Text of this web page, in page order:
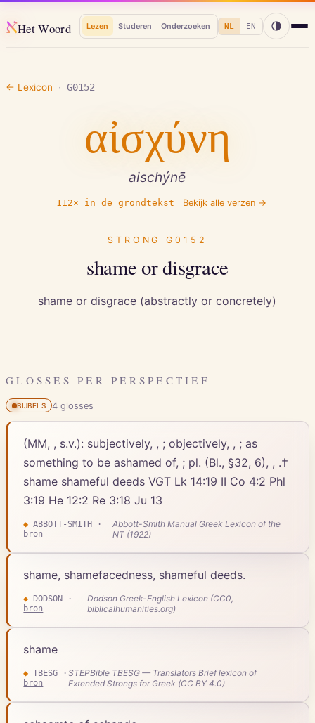
אHet Woord Lezen Studeren Onderzoeken NL EN
← Lexicon · G0152
αἰσχύνη
aischýnē
112× in de grondtekst Bekijk alle verzen →
STRONGG0152
shame or disgrace
shame or disgrace (abstractly or concretely)
GLOSSES PER PERSPECTIEF
BIJBELS 4glosses
(MM, , s.v.): subjectively, , ; objectively, , ; as
something to be ashamed of, ; pl. (Bl., §32, 6), , .†
shame shameful deeds VGT Lk 14:19 II Co 4:2 Phl
3:19 He 12:2 Re 3:18 Ju 13
◆ ABBOTT-SMITH ·
bron
Abbott-Smith Manual Greek Lexicon of the
NT (1922)
shame, shamefacedness, shameful deeds.
◆ DODSON ·
bron
Dodson Greek-English Lexicon (CC0,
biblicalhumanities.org)
shame
◆ TBESG ·
bron
STEPBible TBESG — Translators Brief lexicon of
Extended Strongs for Greek (CC BY 4.0)